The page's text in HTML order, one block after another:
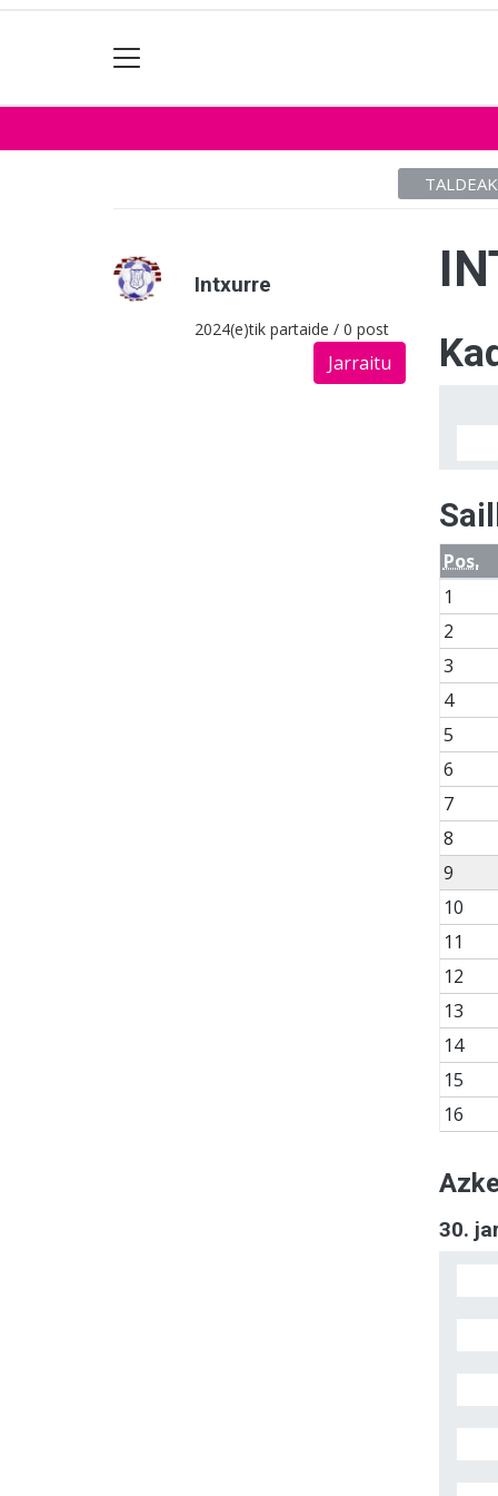
TALDEAK
Intxurre
2024(e)tik partaide / 0 post
Jarraitu
Pos.
1
2
3
4
5
6
7
8
9
10
11
12
13
14
15
16
30.